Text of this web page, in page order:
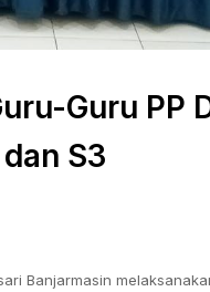
Guru PP
S3
Banjarmasin